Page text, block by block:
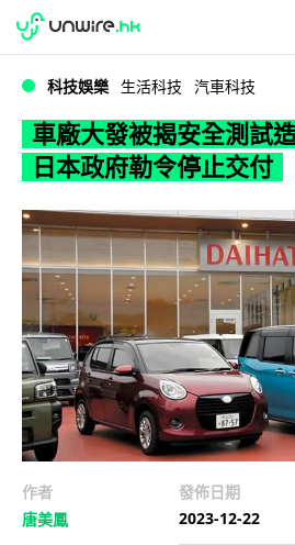
WWDC 2026
科技娛樂 生活科技 汽車科技
車廠大發被揭安全測試
日本政府勒令停止交付
作者
唐美鳳
發佈日期
2023-12-22